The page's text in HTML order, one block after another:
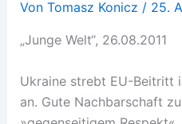
Von Tomasz Konicz / 25.
„Junge Welt“, 26.08.2011
Ukraine strebt EU-Beitritt
an. Gute Nachbarschaft